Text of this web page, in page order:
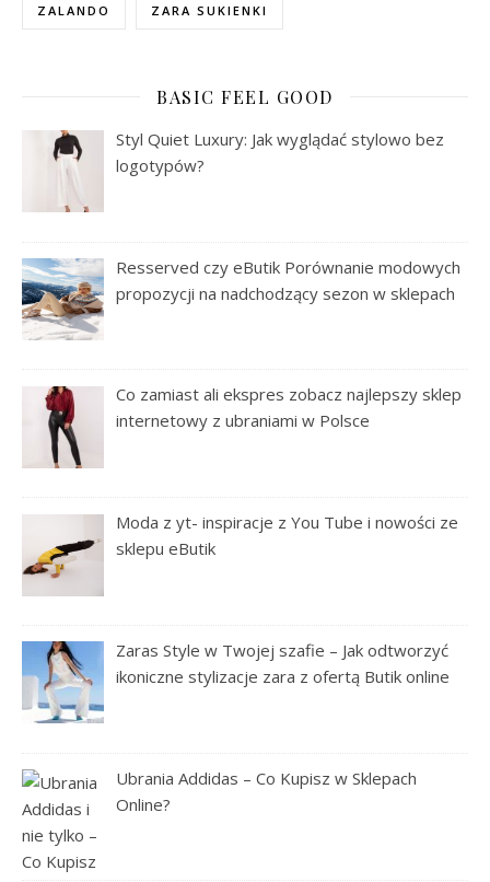
ZALANDO ZARA SUKIENKI
BASIC FEEL GOOD
Styl Quiet Luxury: Jak wyglądać stylowo bez
logotypów?
Resserved czy eButik Porównanie modowych
propozycji na nadchodzący sezon w sklepach
Co zamiast ali ekspres zobacz najlepszy sklep
internetowy z ubraniami w Polsce
Moda z yt- inspiracje z You Tube i nowości ze
sklepu eButik
Zaras Style w Twojej szafie – Jak odtworzyć
ikoniczne stylizacje zara z ofertą Butik online
Ubrania Addidas – Co Kupisz w Sklepach
Online?